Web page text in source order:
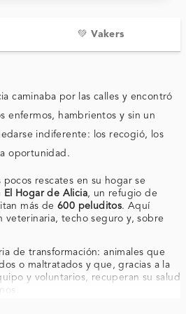
💚 Vakers
caminaba por las calles y encontró
enfermos, hambrientos y sin un
indiferente: los recogió, los
oportunidad.
rescates en su hogar se
El Hogar de Alicia, un refugio de
más de 600 peluditos. Aquí
veterinaria, techo seguro y, sobre
de transformación: animales que
o maltratados y que, gracias a la
y voluntarios, recuperan su salud
y refugio, promovemos la